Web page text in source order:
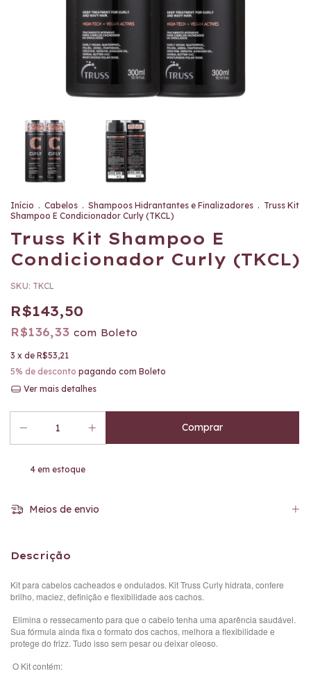
Início . Cabelos . Shampoos Hidrantantes e Finalizadores . Truss Kit
Shampoo E Condicionador Curly (TKCL)
Truss Kit Shampoo E
Condicionador Curly (TKCL)
SKU: TKCL
R$143,50
R$136,33 com Boleto
3 x de R$53,21
5% de desconto pagando com Boleto
Ver mais detalhes
4 em estoque
Meios de envio
Descrição
Kit para cabelos cacheados e ondulados. Kit Truss Curly hidrata, confere
brilho, maciez, definição e flexibilidade aos cachos.
Elimina o ressecamento para que o cabelo tenha uma aparência saudável.
Sua fórmula ainda fixa o formato dos cachos, melhora a flexibilidade e
protege do frizz. Tudo isso sem pesar ou deixar oleoso.
O Kit contém: